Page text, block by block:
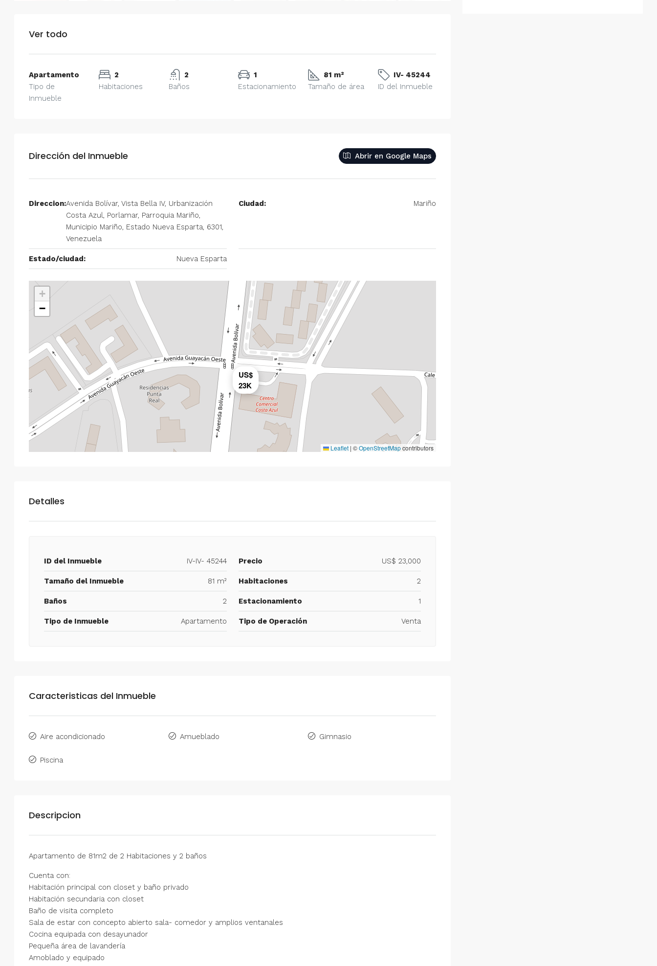
Ver todo
Apartamento
Tipo de
Inmueble
2
Habitaciones
2
Baños
1
Estacionamiento
81 m²
Tamaño de área
IV- 45244
ID del Inmueble
Dirección del Inmueble Abrir en Google Maps
Direccion:Avenida Bolívar, Vista Bella IV, Urbanización
Costa Azul, Porlamar, Parroquia Mariño,
Municipio Mariño, Estado Nueva Esparta, 6301,
Venezuela
Ciudad: Mariño
Estado/ciudad: Nueva Esparta
US$
23K
+
−
Leaflet | ©OpenStreetMapcontributors
Detalles
ID del Inmueble IV-IV- 45244 Precio US$ 23,000
Tamaño del Inmueble 81 m² Habitaciones 2
Baños 2 Estacionamiento 1
Tipo de Inmueble Apartamento Tipo de Operación Venta
Caracteristicas del Inmueble
Aire acondicionado Amueblado Gimnasio
Piscina
Descripcion
Apartamento de 81m2 de 2 Habitaciones y 2 baños
Cuenta con:
Habitación principal con closet y baño privado
Habitación secundaria con closet
Baño de visita completo
Sala de estar con concepto abierto sala- comedor y amplios ventanales
Cocina equipada con desayunador
Pequeña área de lavandería
Amoblado y equipado